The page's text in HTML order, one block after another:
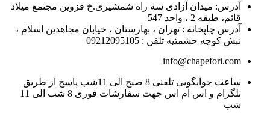
آدرس: میدان آزادی سه راه شمشیری.خ قزوین مجتمع میلاد
قائم، طبقه 2 ، واحد 547
آدرس چاپخانه : تهران ، بهارستان ، خیابان مجاهدین اسلام ،
نبش کوچه حشمتیه تلفن : 09212095105
info@chapefori.com
ساعت جوابگویی تلفنی 8 صبح الی 11شب پاسخ از طریق
تلگرام و اس ام اس جهت سفارشات فوری 8 شب الی 11
شب